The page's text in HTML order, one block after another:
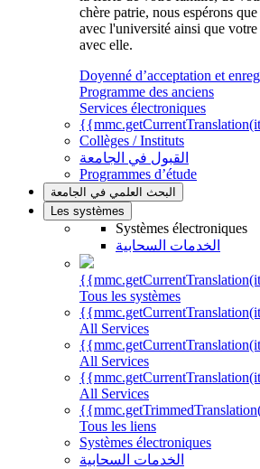
chère patrie, nous espérons
avec l'université ainsi que
avec elle.
Doyenné d’acceptation et
Programme des anciens
Services électroniques
Collèges / Instituts
القبول في الجامعة
Programmes d’étude
البحث العلمي في الجامعة
Les systèmes
Systèmes électroniques
الخدمات السحابية
Tous les systèmes
All Services
All Services
All Services
Tous les liens
Systèmes électroniques
الخدمات السحابية